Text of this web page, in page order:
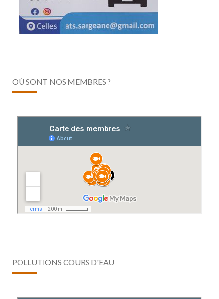
OÙ SONT NOS MEMBRES ?
POLLUTIONS COURS D'EAU